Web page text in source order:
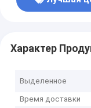
Характер
Выделенное
Время доставки